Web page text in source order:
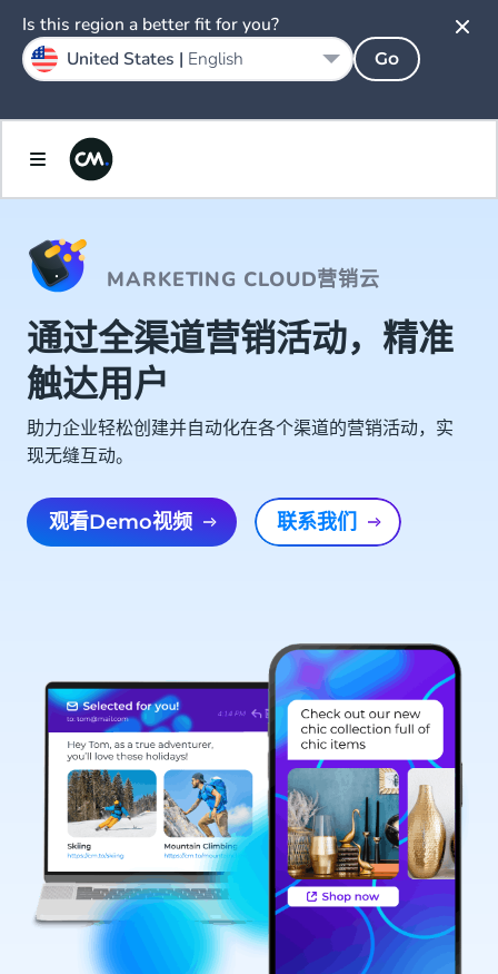
MARKETING CLOUD营销云
通过全渠道营销活动，精准
触达用户
助力企业轻松创建并自动化在各个渠道的营销活动，实
现无缝互动。
观看Demo视频 联系我们
Is this region a better fit for you?
United States | English Go